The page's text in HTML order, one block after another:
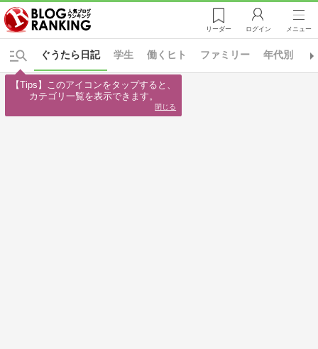
リーダー ログイン メニュー
学生 働くヒト ファミリー 年代別
ぐうたら日記
【Tips】このアイコンをタップすると、
カテゴリ一覧を表示できます。
閉じる